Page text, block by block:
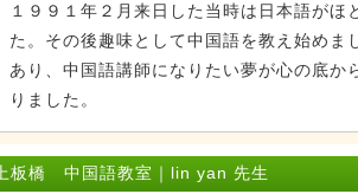
１９９１年２月来日した当時は日本語が
た。その後趣味として中国語を教え始め
あり、中国語講師になりたい夢が心の底
りました。
上板橋 中国語教室｜lin yan 先生